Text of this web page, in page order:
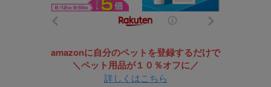
amazonに自分のペットを登録するだけで
＼ペット用品が１０％オフに／
詳しくはこちら